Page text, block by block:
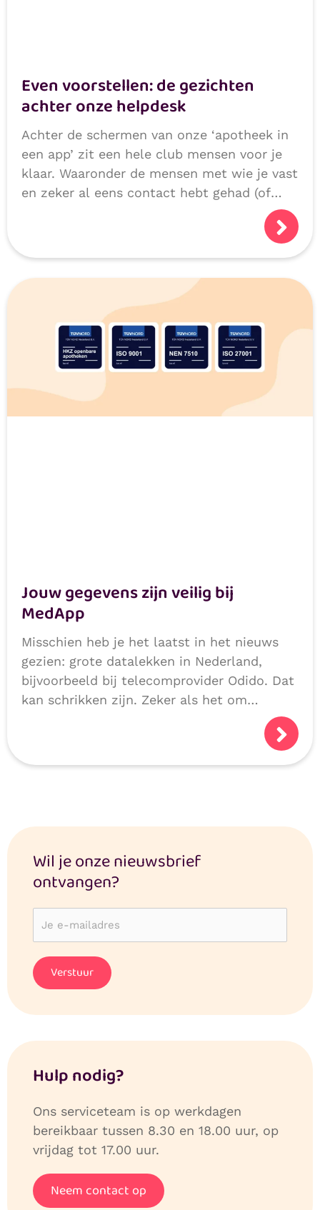
Even voorstellen: de gezichten
achter onze helpdesk
Achter de schermen van onze ‘apotheek in
een app’ zit een hele club mensen voor je
klaar. Waaronder de mensen met wie je vast
en zeker al eens contact hebt gehad (of
Jouw gegevens zijn veilig bij
MedApp
Misschien heb je het laatst in het nieuws
gezien: grote datalekken in Nederland,
bijvoorbeeld bij telecomprovider Odido. Dat
kan schrikken zijn. Zeker als het om
persoonlijke of medische gegevens gaat.
Logisch dat je je afvraagt: hoe veilig zijn
mijn gegevens?
Wil je onze nieuwsbrief
ontvangen?
Hulp nodig?
Ons serviceteam is op werkdagen
bereikbaar tussen 8.30 en 18.00 uur, op
vrijdag tot 17.00 uur.
Neem contact op